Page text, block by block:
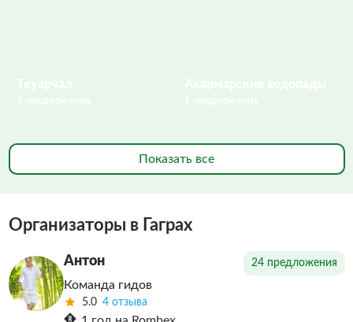
Показать все
Организаторы в Гаграх
Антон 24 предложения
Команда гидов
5.0 4 отзыва